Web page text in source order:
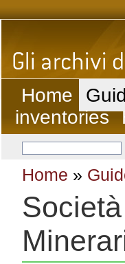
Home
inventories
Home »